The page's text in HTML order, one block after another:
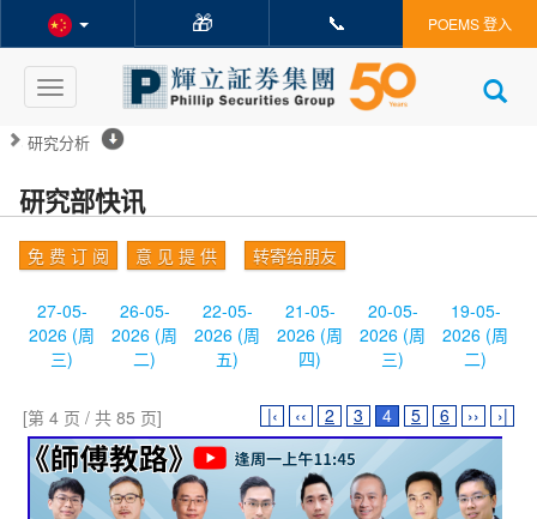
🎁 📞 POEMS 登入
Toggle
navigation
研究分析
研究部快讯
免 费 订 阅 意 见 提 供 转寄给朋友
27-05-
2026 (周
三)
26-05-
2026 (周
二)
22-05-
2026 (周
五)
21-05-
2026 (周
四)
20-05-
2026 (周
三)
19-05-
2026 (周
二)
[第 4 页 / 共 85 页] |‹ ‹‹ 2 3 4 5 6 ›› ›|